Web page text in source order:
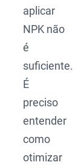
aplicar
NPK não
é
suficiente.
É
preciso
entender
como
otimizar